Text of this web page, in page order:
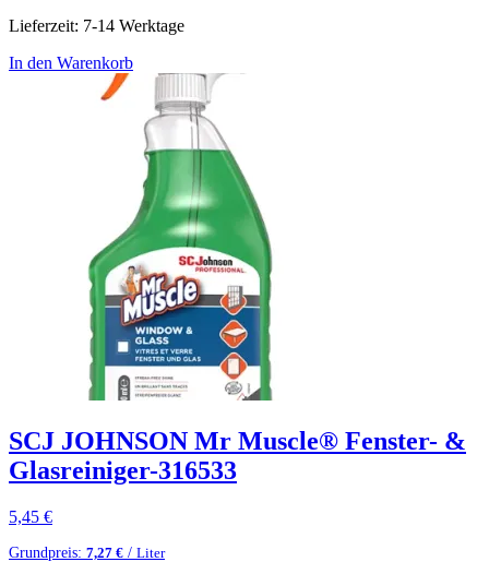
Lieferzeit: 7-14 Werktage
In den Warenkorb
SCJ JOHNSON Mr Muscle® Fenster- &
Glasreiniger-316533
5,45 €
Grundpreis: 7,27 € / Liter